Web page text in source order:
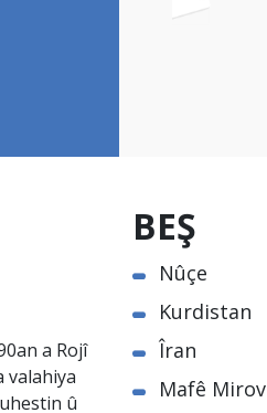
a Rojî
valahiya
û
BEŞ
Nûçe
Kurdistan
Îran
Mafê Mirov